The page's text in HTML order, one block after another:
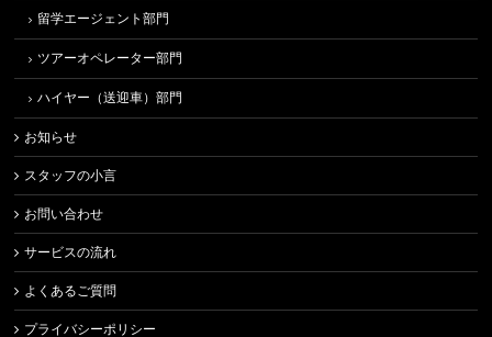
留学エージェント部門
ツアーオペレーター部門
ハイヤー（送迎車）部門
お知らせ
スタッフの小言
お問い合わせ
サービスの流れ
よくあるご質問
プライバシーポリシー